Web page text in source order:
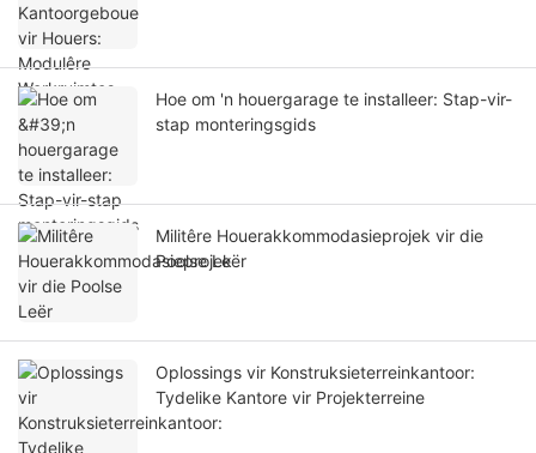
Hoe om 'n houergarage te installeer: Stap-vir-
stap monteringsgids
Militêre Houerakkommodasieprojek vir die
Poolse Leër
Oplossings vir Konstruksieterreinkantoor:
Tydelike Kantore vir Projekterreine